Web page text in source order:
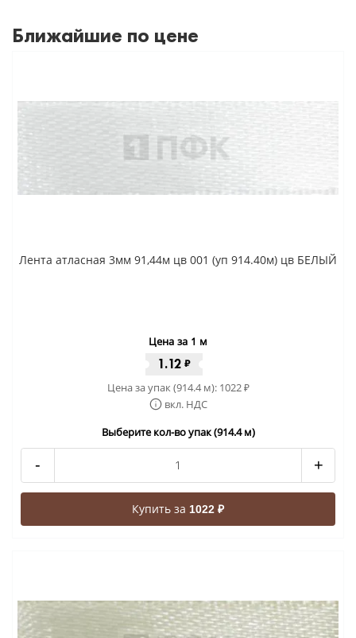
Ближайшие по цене
Лента атласная 3мм 91,44м цв 001 (уп 914.40м) цв БЕЛЫЙ
Цена за 1 м
1.12 ₽
Цена за упак (914.4 м): 1022₽
вкл. НДС
Выберите кол-во упак (914.4 м)
- +
Купить за 1022 ₽